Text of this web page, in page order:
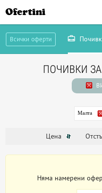
Ofertini
Всички оферти
ПОЧИВКИ
Малта
Цена
Няма намерени